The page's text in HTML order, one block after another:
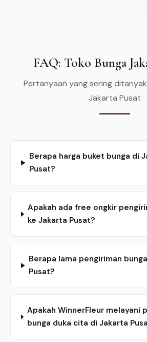
FAQ: Toko Bunga
Pertanyaan yang sering
Jakarta Pusat
Berapa harga buket bunga di
Pusat?
Apakah ada free ongkir
ke Jakarta Pusat?
Berapa lama pengiriman
Pusat?
Apakah WinnerFleur melayani
bunga duka cita di Jakarta